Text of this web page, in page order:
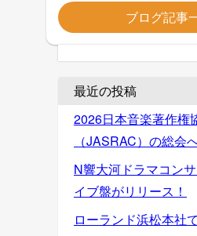
ブログ記事
最近の投稿
2026日本音楽著作権
（JASRAC）の総会
N響大河ドラマコン
イブ盤がリリース！
ローランド浜松本社